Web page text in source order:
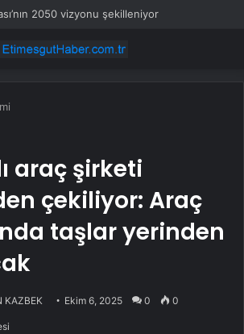
2050 vizyonu şekilleniyor
araç şirketi
çekiliyor: Araç
taşlar yerinden
KAZBEK Ekim 6, 2025 0 0